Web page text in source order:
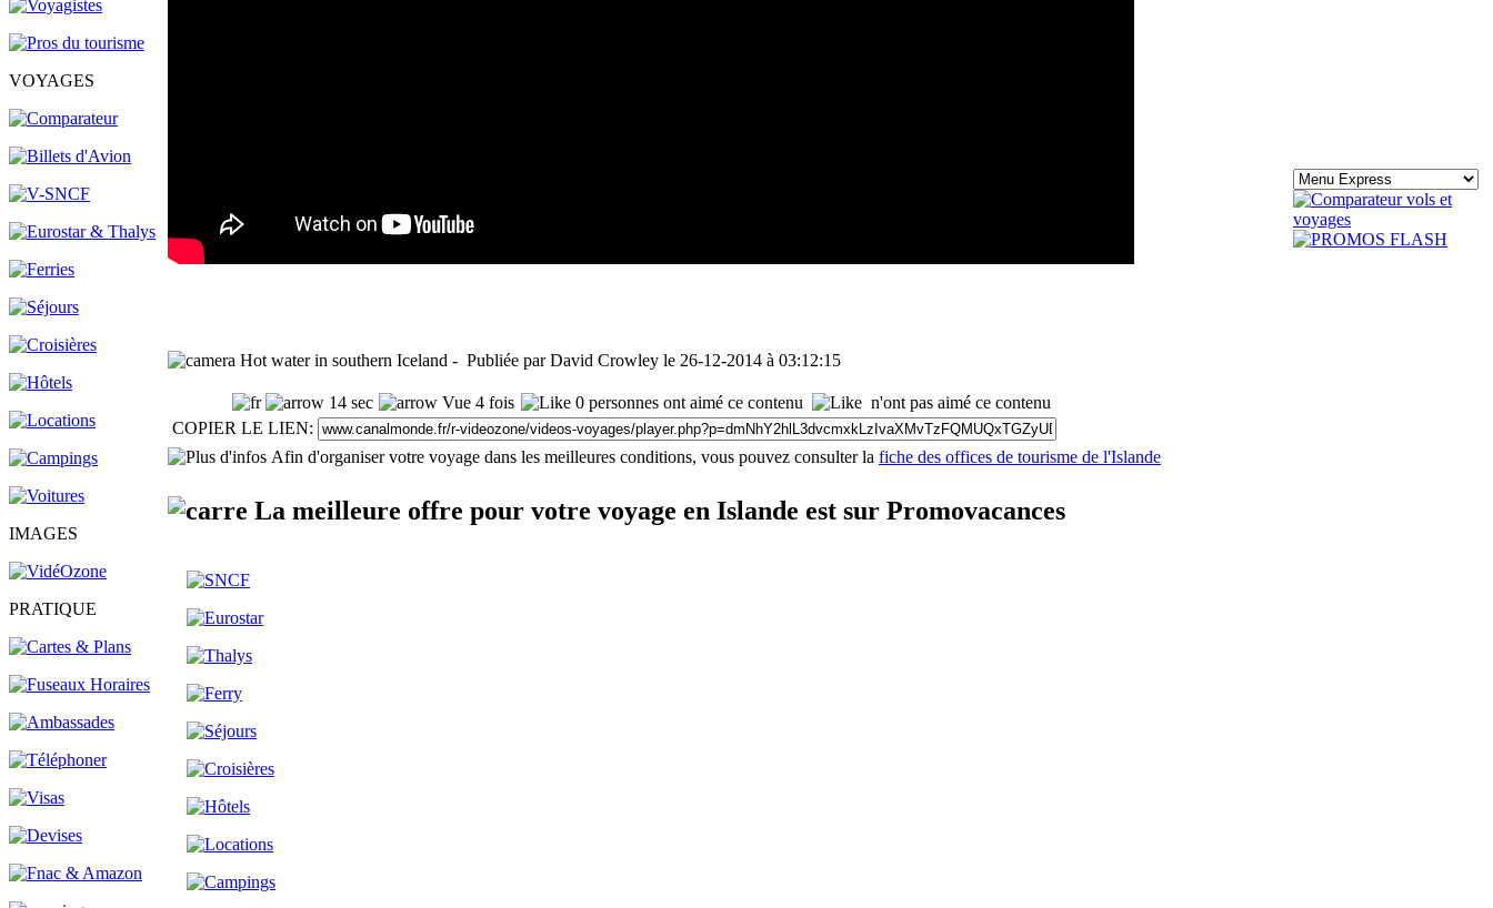
VOYAGES
IMAGES
PRATIQUE
Hot water in southern Iceland - Publiée par David Crowley le 26-12-2014 à 03:12:15
14 sec Vue 4 fois 0 personnes ont aimé ce contenu
n'ont pas aimé ce contenu
COPIER LE LIEN:
Afin d'organiser votre voyage dans les meilleures conditions, vous pouvez consulter la fiche des offices de tourisme de l'Islande
La meilleure offre pour votre voyage en Islande est sur Promovacances